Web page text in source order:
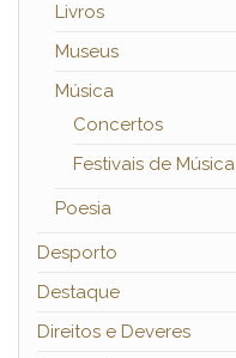
Livros
Museus
Música
Concertos
Festivais de Música
Poesia
Desporto
Destaque
Direitos e Deveres